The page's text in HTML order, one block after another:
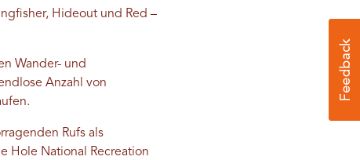
Hideout und Red –
Wander- und
Anzahl von
Rufs als
Hole National Recreation